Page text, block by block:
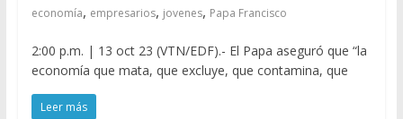
economía, empresarios, jovenes, Papa Francisco
2:00 p.m. | 13 oct 23 (VTN/EDF).- El Papa aseguró que “la
economía que mata, que excluye, que contamina, que
Leer más